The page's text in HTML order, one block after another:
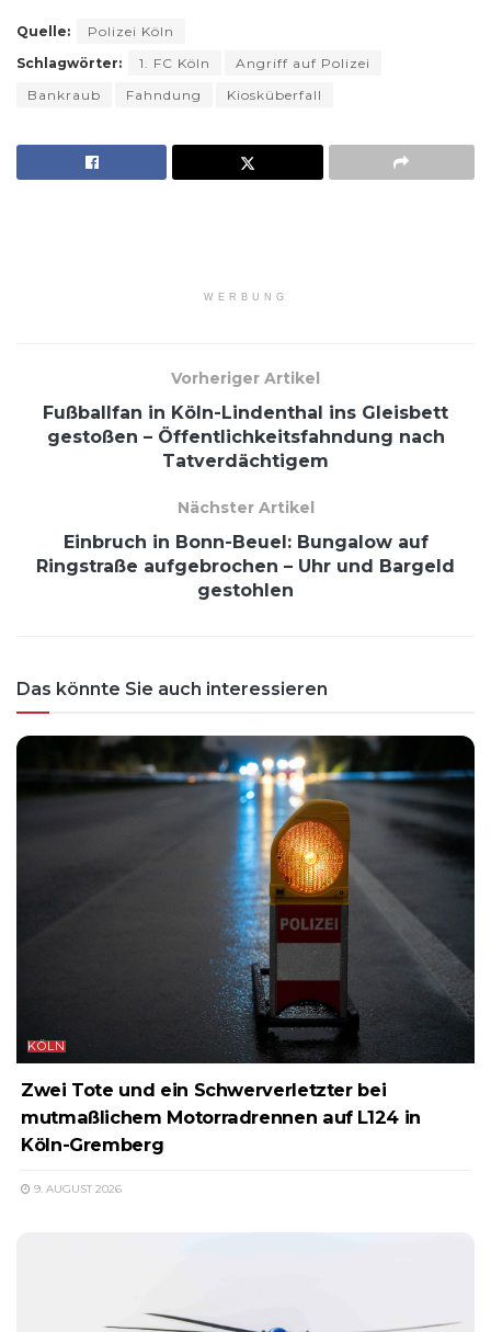
Quelle:
Polizei Köln
Schlagwörter:
1. FC Köln
Angriff auf Polizei
Bankraub
Fahndung Kiosküberfall
WERBUNG
Vorheriger Artikel
Fußballfan in Köln-Lindenthal ins Gleisbett
gestoßen – Öffentlichkeitsfahndung nach
Tatverdächtigem
Nächster Artikel
Einbruch in Bonn-Beuel: Bungalow auf
Ringstraße aufgebrochen – Uhr und Bargeld
gestohlen
Das könnte Sie auch interessieren
KÖLN
Zwei Tote und ein Schwerverletzter bei
mutmaßlichem Motorradrennen auf L124 in
Köln-Gremberg
9. AUGUST 2026